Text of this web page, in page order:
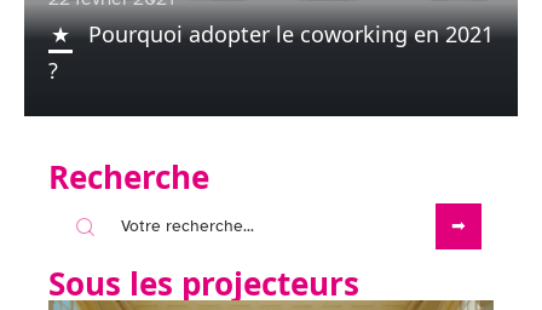
Pourquoi adopter le coworking en 2021
?
Recherche
Sous les projecteurs